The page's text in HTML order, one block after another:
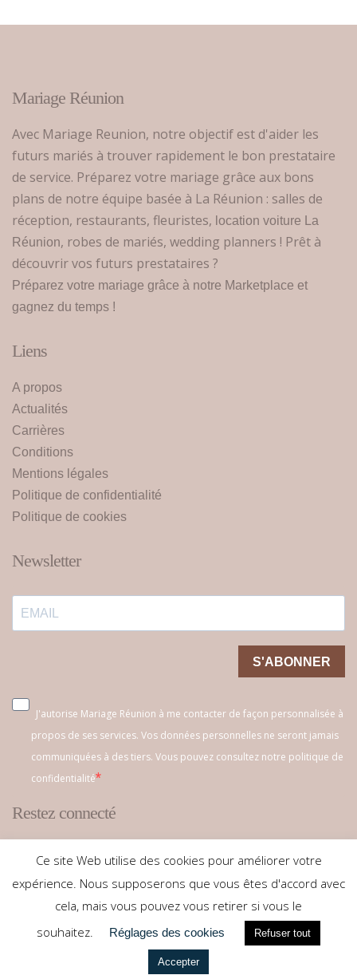
Mariage Réunion
Avec Mariage Reunion, notre objectif est d'aider les
futurs mariés à trouver rapidement le bon prestataire
de service. Préparez votre mariage grâce aux bons
plans de notre équipe basée à La Réunion : salles de
réception, restaurants, fleuristes, location voiture La
Réunion, robes de mariés, wedding planners ! Prêt à
découvrir vos futurs prestataires ?
Préparez votre mariage grâce à notre Marketplace et
gagnez du temps !
Liens
A propos
Actualités
Carrières
Conditions
Mentions légales
Politique de confidentialité
Politique de cookies
Newsletter
S'ABONNER
J'autorise Mariage Réunion à me contacter de façon personnalisée à
propos de ses services. Vos données personnelles ne seront jamais
communiquées à des tiers. Vous pouvez consultez notre politique de
confidentialité
Restez connecté
Copyright © 2026. Mariage Réunion. Tous droits réservés
Ce site Web utilise des cookies pour améliorer votre
expérience. Nous supposerons que vous êtes d'accord avec
cela, mais vous pouvez vous retirer si vous le
souhaitez.
Réglages des cookies Refuser tout
Accepter